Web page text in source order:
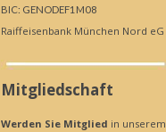
BIC: GENODEF1M08
Raiffeisenbank München Nord eG
Mitgliedschaft
Werden Sie Mitglied in unserem